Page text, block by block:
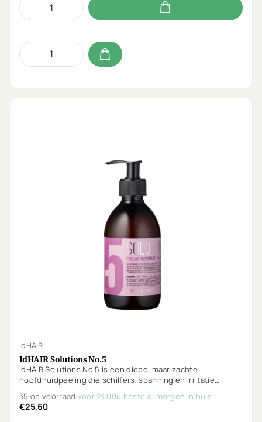
IdHAIR
IdHAIR Solutions No.5
IdHAIR Solutions No.5 is een diepe, maar zachte
hoofdhuidpeeling die schilfers, spanning en irritatie
piroctone olamine. Vegan, parfumvrij en ideaal voor
gevoelige hoofdhuid.
35 op voorraad voor 21:00u besteld, morgen in huis
€25,60